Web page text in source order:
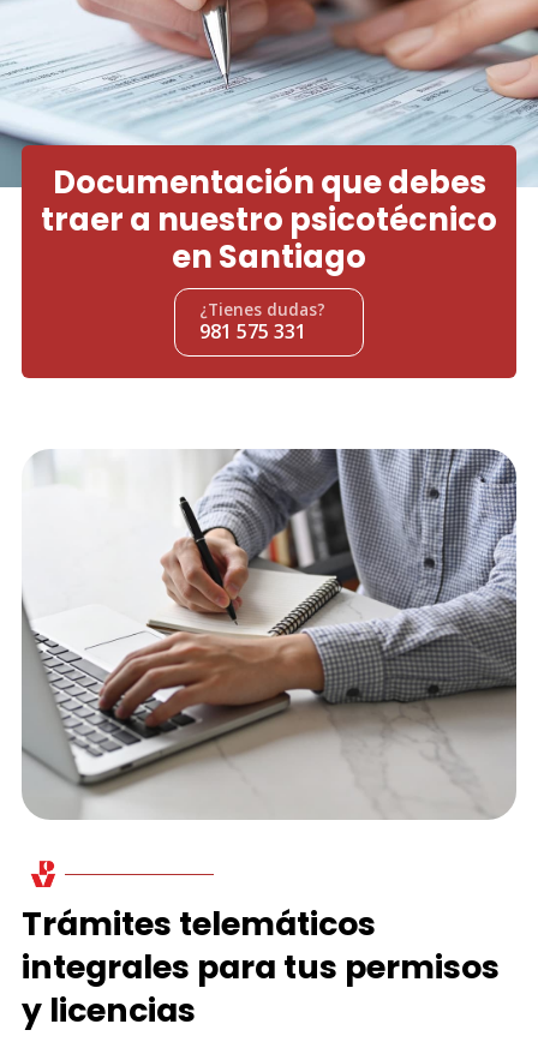
Documentación que debes
traer a nuestro psicotécnico
en Santiago
¿Tienes dudas?
981 575 331
Trámites telemáticos
integrales para tus permisos
y licencias